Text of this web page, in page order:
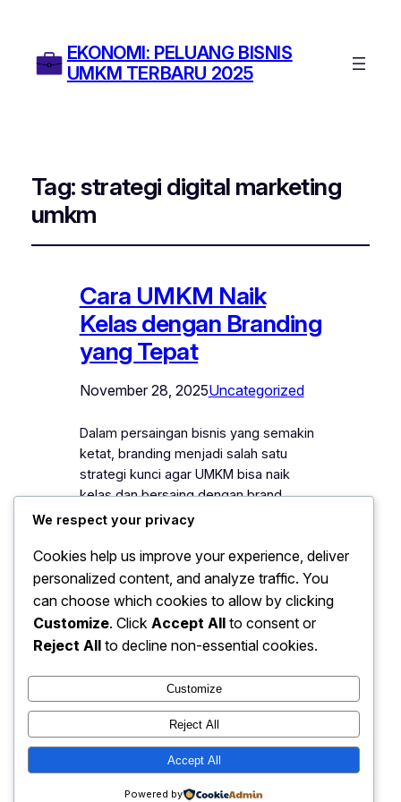
EKONOMI: PELUANG BISNIS
UMKM TERBARU 2025
Tag:strategi digital marketing
umkm
Cara UMKM Naik
Kelas dengan Branding
yang Tepat
November 28, 2025Uncategorized
Dalam persaingan bisnis yang semakin
ketat, branding menjadi salah satu
strategi kunci agar UMKM bisa naik
kelas dan bersaing dengan brand
besar. Banyak pelaku UMKM fokus pada
melupakan identitas merek yang
sebenarnya menjadi fondasi utama
dalam membentuk kepercayaan
konsumen. Padahal, branding bukan
hanya soal logo atau desain visual,
Ekonomi: Peluang Bisnis UMKM
Terbaru 2025
Instagram
X
We respect your privacy
Cookies help us improve your experience, deliver
personalized content, and analyze traffic. You
can choose which cookies to allow by clicking
Customize. Click Accept All to consent or
Reject All to decline non-essential cookies.
Customize
Reject All
Accept All
Powered by